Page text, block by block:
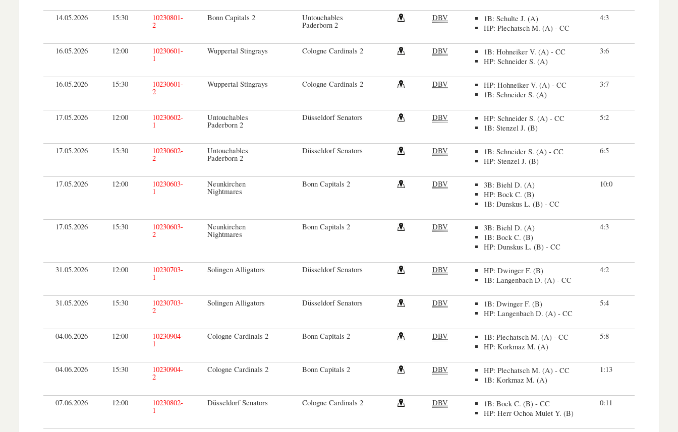
14.05.2026 15:30 10230801-
2
Bonn Capitals 2 Untouchables
Paderborn 2
DBV
1B: Schulte J. (A)
HP: Plechatsch M. (A) - CC
4:3
16.05.2026 12:00 10230601-
1
Wuppertal Stingrays Cologne Cardinals 2 DBV
1B: Hohneiker V. (A) - CC
HP: Schneider S. (A)
3:6
16.05.2026 15:30 10230601-
2
Wuppertal Stingrays Cologne Cardinals 2 DBV
HP: Hohneiker V. (A) - CC
1B: Schneider S. (A)
3:7
17.05.2026 12:00 10230602-
1
Untouchables
Paderborn 2
Düsseldorf Senators DBV
HP: Schneider S. (A) - CC
1B: Stenzel J. (B)
5:2
17.05.2026 15:30 10230602-
2
Untouchables
Paderborn 2
Düsseldorf Senators DBV
1B: Schneider S. (A) - CC
HP: Stenzel J. (B)
6:5
17.05.2026 12:00 10230603-
1
Neunkirchen
Nightmares
Bonn Capitals 2 DBV
3B: Biehl D. (A)
HP: Bock C. (B)
1B: Dunskus L. (B) - CC
10:0
17.05.2026 15:30 10230603-
2
Neunkirchen
Nightmares
Bonn Capitals 2 DBV
3B: Biehl D. (A)
1B: Bock C. (B)
HP: Dunskus L. (B) - CC
4:3
31.05.2026 12:00 10230703-
1
Solingen Alligators Düsseldorf Senators DBV
HP: Dwinger F. (B)
1B: Langenbach D. (A) - CC
4:2
31.05.2026 15:30 10230703-
2
Solingen Alligators Düsseldorf Senators DBV
1B: Dwinger F. (B)
HP: Langenbach D. (A) - CC
5:4
04.06.2026 12:00 10230904-
1
Cologne Cardinals 2 Bonn Capitals 2 DBV
1B: Plechatsch M. (A) - CC
HP: Korkmaz M. (A)
5:8
04.06.2026 15:30 10230904-
2
Cologne Cardinals 2 Bonn Capitals 2 DBV
HP: Plechatsch M. (A) - CC
1B: Korkmaz M. (A)
1:13
07.06.2026 12:00 10230802-
1
Düsseldorf Senators Cologne Cardinals 2 DBV
1B: Bock C. (B) - CC
HP: Herr Ochoa Mulet Y. (B)
0:11